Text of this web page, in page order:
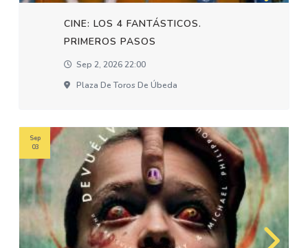
CINE: LOS 4 FANTÁSTICOS.
PRIMEROS PASOS
Sep 2, 2026 22:00
Plaza De Toros De Úbeda
Sep
03